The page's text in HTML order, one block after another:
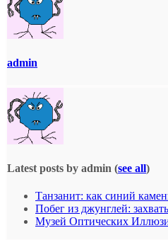
admin
Latest posts by admin (see all)
Танзанит: как синий
Побег из джунглей:
Музей Оптических